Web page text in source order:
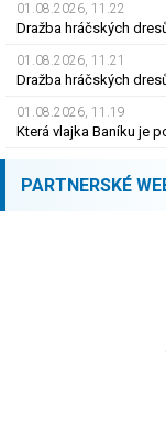
01.08.2026, 11.22
Dražba hráčských
01.08.2026, 11.21
Dražba hráčských
01.08.2026, 11.19
Která vlajka Baníku je
PARTNERSKÉ